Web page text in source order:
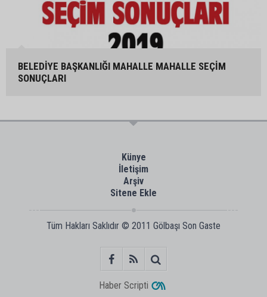
BELEDİYE BAŞKANLIĞI MAHALLE MAHALLE SEÇİM
SONUÇLARI
Künye
İletişim
Arşiv
Sitene Ekle
Tüm Hakları Saklıdır © 2011 Gölbaşı Son Gaste
Haber Scripti